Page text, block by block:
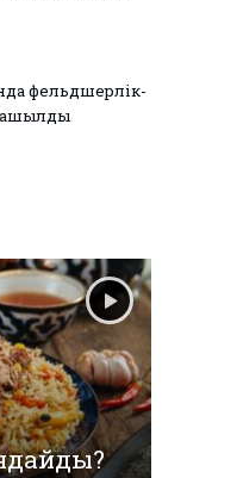
фельдшерлік-
ашылды